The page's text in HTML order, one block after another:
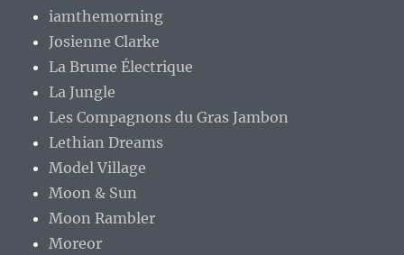
iamthemorning
Josienne Clarke
La Brume Électrique
La Jungle
Les Compagnons du Gras Jambon
Lethian Dreams
Model Village
Moon & Sun
Moon Rambler
Moreor